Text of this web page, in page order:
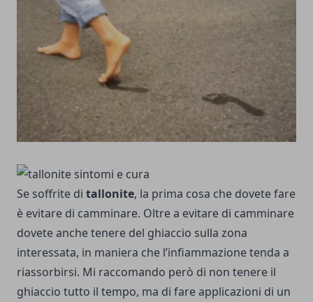
Se soffrite di tallonite, la prima cosa che dovete fare
è evitare di camminare. Oltre a evitare di camminare
dovete anche tenere del ghiaccio sulla zona
interessata, in maniera che l’infiammazione tenda a
riassorbirsi. Mi raccomando però di non tenere il
ghiaccio tutto il tempo, ma di fare applicazioni di un